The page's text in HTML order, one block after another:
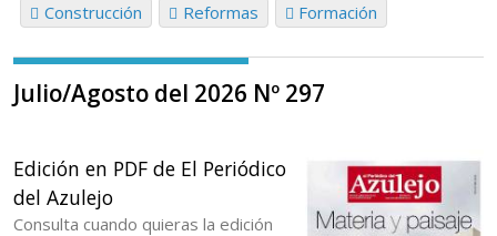
Construcción Reformas Formación
Julio/Agosto del 2026 Nº 297
Edición en PDF de El Periódico
del Azulejo
Consulta cuando quieras la edición